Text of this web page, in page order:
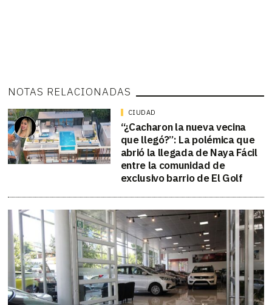
NOTAS RELACIONADAS
CIUDAD
“¿Cacharon la nueva vecina
que llegó?”: La polémica que
abrió la llegada de Naya Fácil
entre la comunidad de
exclusivo barrio de El Golf